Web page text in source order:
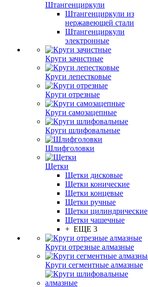
Штангенциркули
Штангенциркули из
нержавеющей стали
Штангенциркули
электронные
Круги зачистные
Круги лепестковые
Круги отрезные
Круги самозацепные
Круги шлифовальные
Шлифголовки
Щетки
Щетки дисковые
Щетки конические
Щетки концевые
Щетки ручные
Щетки цилиндрические
Щетки чашечные
+ ЕЩЕ 3
Круги отрезные алмазные
Круги сегментные алмазные